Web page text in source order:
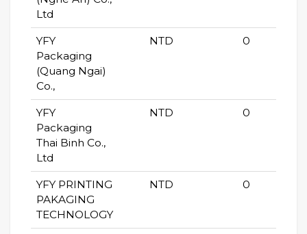
Ltd
YFY
Packaging
(Quang Ngai)
Co.,
NTD 0
YFY
Packaging
Thai Binh Co.,
Ltd
NTD 0
YFY PRINTING
PAKAGING
TECHNOLOGY
NTD 0